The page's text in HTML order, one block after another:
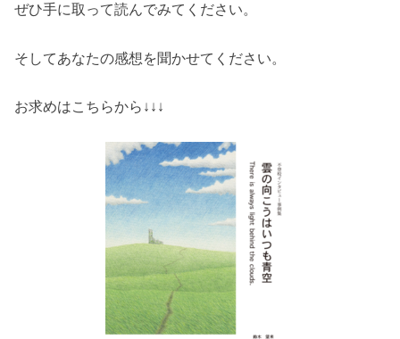
ぜひ手に取って読んでみてください。
そしてあなたの感想を聞かせてください。
お求めはこちらから↓↓↓